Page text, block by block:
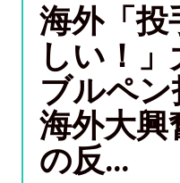
海外「投
しい！
ブルペ
海外大興
の反...